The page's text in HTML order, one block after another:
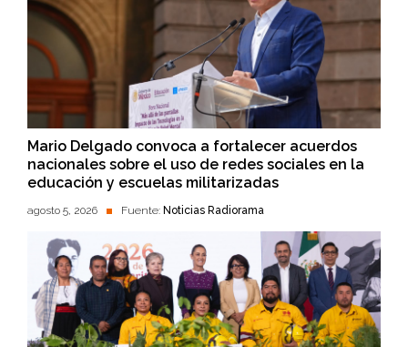
Mario Delgado convoca a fortalecer acuerdos
nacionales sobre el uso de redes sociales en la
educación y escuelas militarizadas
agosto 5, 2026 Fuente: Noticias Radiorama